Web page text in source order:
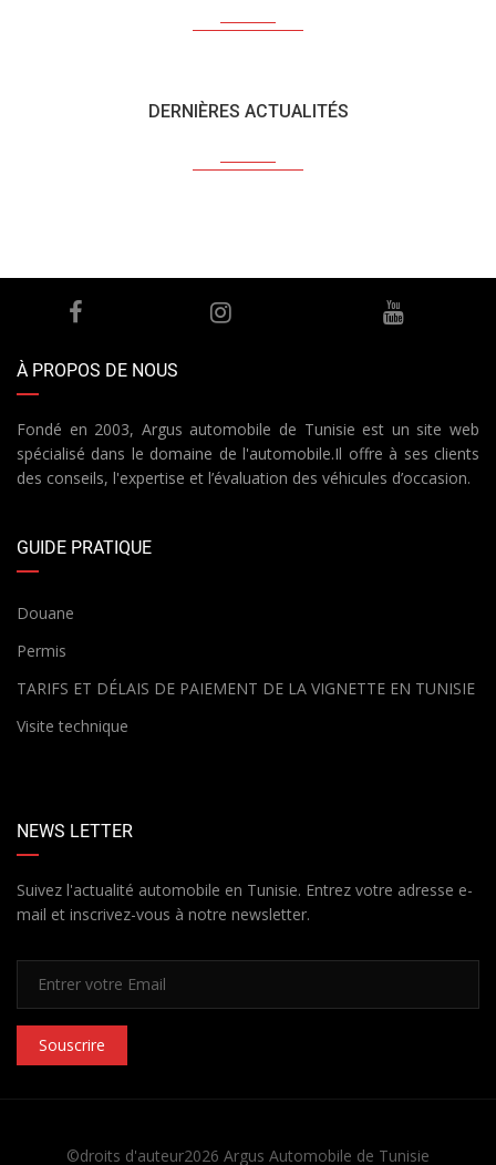
DERNIÈRES ACTUALITÉS
À PROPOS DE NOUS
Fondé en 2003, Argus automobile de Tunisie est un site web
spécialisé dans le domaine de l'automobile.Il offre à ses clients
des conseils, l'expertise et l’évaluation des véhicules d’occasion.
GUIDE PRATIQUE
Douane
Permis
TARIFS ET DÉLAIS DE PAIEMENT DE LA VIGNETTE EN TUNISIE
Visite technique
NEWS LETTER
Suivez l'actualité automobile en Tunisie. Entrez votre adresse e-
mail et inscrivez-vous à notre newsletter.
Souscrire
©droits d'auteur2026 Argus Automobile de Tunisie